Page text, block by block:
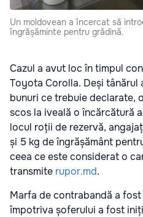
Un moldovean a încercat să
îngrășăminte pentru grădină.
Cazul a avut loc în timpul
Toyota Corolla. Deși tânărul
bunuri ce trebuie declarate,
scos la iveală o încărcătură
locul roții de rezervă,
și 5 kg de îngrășământ
ceea ce este considerat o
transmite rupor.md.
Marfa de contrabandă a
împotriva șoferului a fost